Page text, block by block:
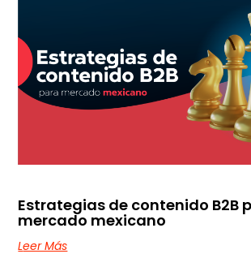
Estrategias de contenido B2B
mercado mexicano
Leer Más